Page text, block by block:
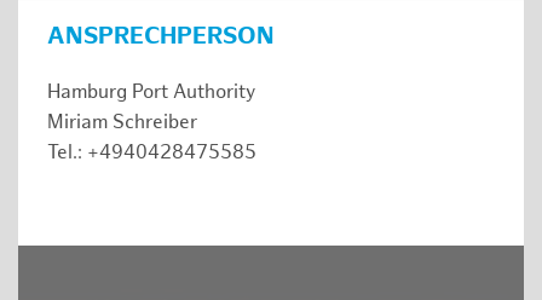
ANSPRECHPERSON
Hamburg Port Authority
Miriam Schreiber
Tel.: +4940428475585